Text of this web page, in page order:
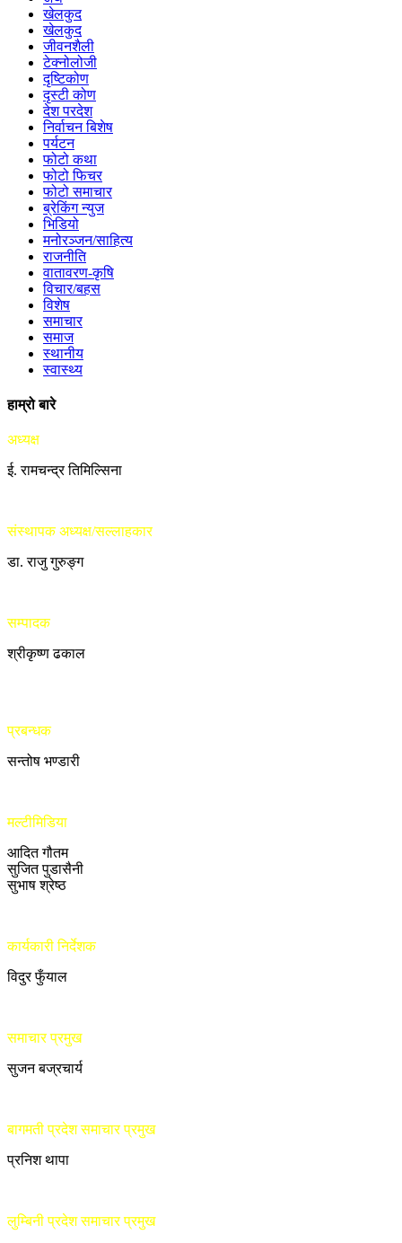
खेलकुद
खेलकुद
जीवनशैली
टेक्नोलोजी
दृष्टिकोण
दृस्टी कोण
देश परदेश
निर्वाचन बिशेष
पर्यटन
फोटो कथा
फोटो फिचर
फोटो समाचार
ब्रेकिंग न्युज
भिडियो
मनोरञ्जन/साहित्य
राजनीति
वातावरण-कृषि
विचार/बहस
विशेष
समाचार
समाज
स्थानीय
स्वास्थ्य
हाम्रो बारे
अध्यक्ष
ई. रामचन्द्र तिमिल्सिना
संस्थापक अध्यक्ष/सल्लाहकार
डा. राजु गुरुङ्ग
सम्पादक
श्रीकृष्ण ढकाल
प्रबन्धक
सन्तोष भण्डारी
मल्टीमिडिया
आदित गौतम
सुजित पुडासैनी
सुभाष श्रेष्ठ
कार्यकारी निर्देशक
विदुर फुँयाल
समाचार प्रमुख
सुजन बज्रचार्य
बागमती प्रदेश समाचार प्रमुख
प्रनिश थापा
लुम्बिनी प्रदेश समाचार प्रमुख